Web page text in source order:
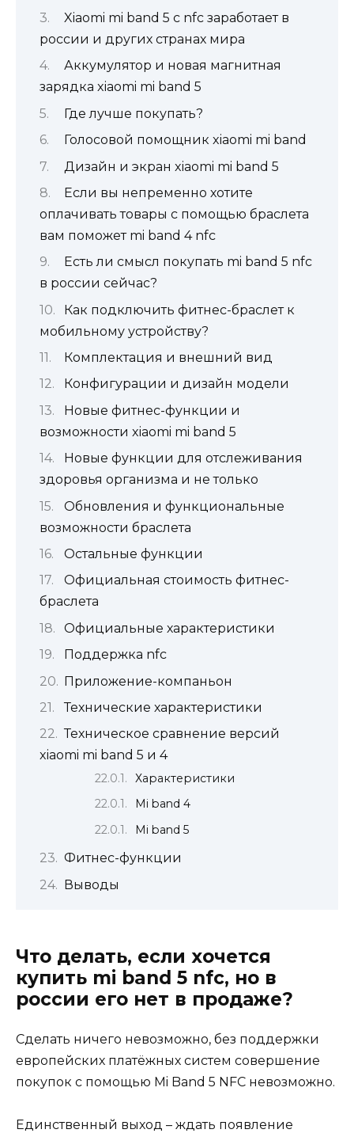
Xiaomi mi band 5 с nfc заработает в
россии и других странах мира
Аккумулятор и новая магнитная
зарядка xiaomi mi band 5
Где лучше покупать?
Голосовой помощник xiaomi mi band
Дизайн и экран xiaomi mi band 5
Если вы непременно хотите
оплачивать товары с помощью браслета
вам поможет mi band 4 nfc
Есть ли смысл покупать mi band 5 nfc
в россии сейчас?
Как подключить фитнес-браслет к
мобильному устройству?
Комплектация и внешний вид
Конфигурации и дизайн модели
Новые фитнес-функции и
возможности xiaomi mi band 5
Новые функции для отслеживания
здоровья организма и не только
Обновления и функциональные
возможности браслета
Остальные функции
Официальная стоимость фитнес-
браслета
Официальные характеристики
Поддержка nfc
Приложение-компаньон
Технические характеристики
Техническое сравнение версий
xiaomi mi band 5 и 4
Характеристики
Mi band 4
Mi band 5
Фитнес-функции
Выводы
Что делать, если хочется
купить mi band 5 nfc, но в
россии его нет в продаже?
Сделать ничего невозможно, без поддержки
европейских платёжных систем совершение
покупок с помощью Mi Band 5 NFC невозможно.
Единственный выход – ждать появление